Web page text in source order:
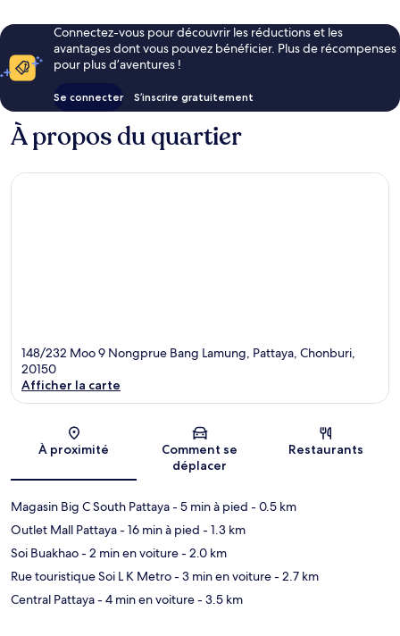
Connectez-vous pour découvrir les réductions et les
avantages dont vous pouvez bénéficier. Plus de récompenses
pour plus d’aventures !
Se connecter S’inscrire gratuitement
À propos du quartier
148/232 Moo 9 Nongprue Bang Lamung, Pattaya, Chonburi,
20150
Afficher la carte
À proximité
Comment se
déplacer
Restaurants
Magasin Big C South Pattaya- 5 min à pied - 0.5 km
Outlet Mall Pattaya- 16 min à pied - 1.3 km
Soi Buakhao- 2 min en voiture- 2.0 km
Rue touristique Soi L K Metro- 3 min en voiture- 2.7 km
Central Pattaya- 4 min en voiture- 3.5 km